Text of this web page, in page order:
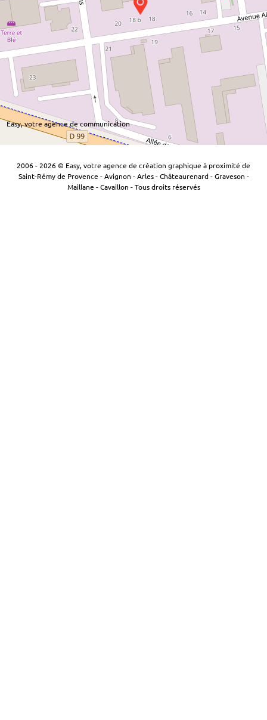
Easy, votre agence de communication
2006 - 2026 © Easy, votre agence de création graphique à proximité de
Saint-Rémy de Provence - Avignon - Arles - Châteaurenard - Graveson -
Maillane - Cavaillon - Tous droits réservés